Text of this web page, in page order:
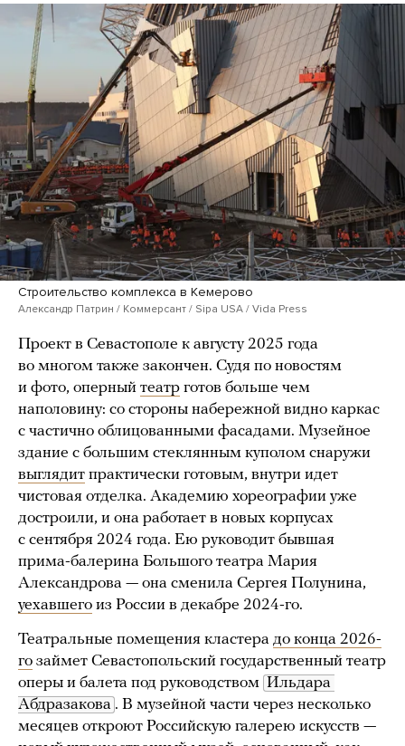
Строительство комплекса в Кемерово
Александр Патрин / Коммерсант / Sipa USA / Vida Press
Проект в Севастополе к августу 2025 года
во многом также закончен. Судя по новостям
и фото, оперный театр готов больше чем
наполовину: со стороны набережной видно каркас
с частично облицованными фасадами. Музейное
здание с большим стеклянным куполом снаружи
выглядит практически готовым, внутри идет
чистовая отделка. Академию хореографии уже
достроили, и она работает в новых корпусах
с сентября 2024 года. Ею руководит бывшая
прима-балерина Большого театра Мария
Александрова — она сменила Сергея Полунина,
уехавшего из России в декабре 2024-го.
Театральные помещения кластера до конца 2026-
го займет Севастопольский государственный театр
оперы и балета под руководством Ильдара
Абдразакова . В музейной части через несколько
месяцев откроют Российскую галерею искусств —